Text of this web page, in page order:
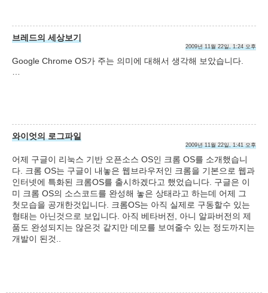
브레드의 세상보기
2009년 11월 22일, 1:24 오후
Google Chrome OS가 주는 의미에 대해서 생각해 보았습니다.
와이엇의 로그파일
2009년 11월 22일, 1:41 오후
어제 구글이 리눅스 기반 오픈소스 OS인 크롬 OS를 소개했습니
다. 크롬 OS는 구글이 내놓은 웹브라우저인 크롬을 기본으로 웹과
인터넷에 특화된 크롬OS를 출시하겠다고 했었습니다. 구글은 이
미 크롬 OS의 소스코드를 완성해 놓은 상태라고 하는데 어제 그
첫모습을 공개한것입니다. 크롬OS는 아직 실제로 구동할수 있는
형태는 아닌것으로 보입니다. 아직 베타버전, 아니 알파버전의 제
품도 완성되지는 않은것 같지만 데모를 보여줄수 있는 정도까지는
개발이 된것..